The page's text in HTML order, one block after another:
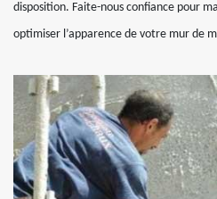
disposition. Faite-nous confiance pour
optimiser l’apparence de votre mur de